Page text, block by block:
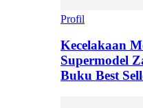
Profil
Kecelakaan
Supermodel
Buku Best